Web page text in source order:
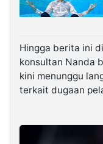
Hingga berita ini
konsultan Nanda
kini menunggu
terkait dugaan